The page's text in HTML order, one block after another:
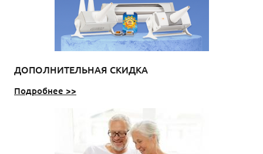
ДОПОЛНИТЕЛЬНАЯ СКИДКА
Подробнее >>